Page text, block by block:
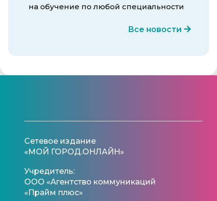
на обучение по любой специальности
Все новости
Сетевое издание
«МОЙ ГОРОД.ОНЛАЙН»
Учредитель:
ООО «Агентство коммуникаций
«Прайм плюс»